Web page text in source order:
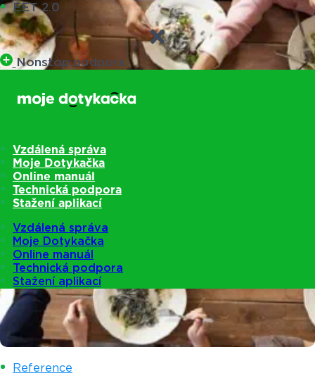
EET 2.0
Nonstop podpora
Vzdálená správa
Moje Dotykačka
Online manuál
Technická podpora
Stažení aplikací
Vzdálená správa
Moje Dotykačka
Online manuál
Technická podpora
Stažení aplikací
Reference